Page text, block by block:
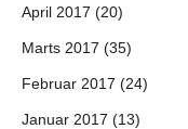
April 2017 (20)
Marts 2017 (35)
Februar 2017 (24)
Januar 2017 (13)